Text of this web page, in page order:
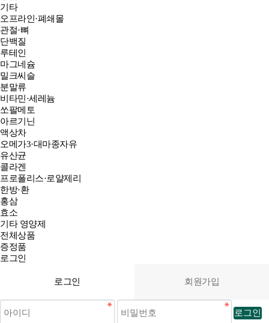
기타
오프라인·폐쇄몰
관절·뼈
단백질
루테인
마그네슘
밀크씨슬
분말류
비타민·세레늄
쏘팔메토
아르기닌
액상차
오메가3·대마종자유
유산균
콜라겐
프로폴리스·로얄제리
한방·환
홍삼
효소
기타 영양제
전체상품
증정품
로그인
로그인 회원가입
로그인